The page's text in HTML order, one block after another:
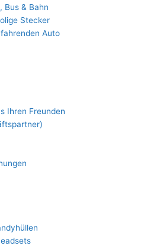
Bus & Bahn
Stecker
Auto
Ihren Freunden